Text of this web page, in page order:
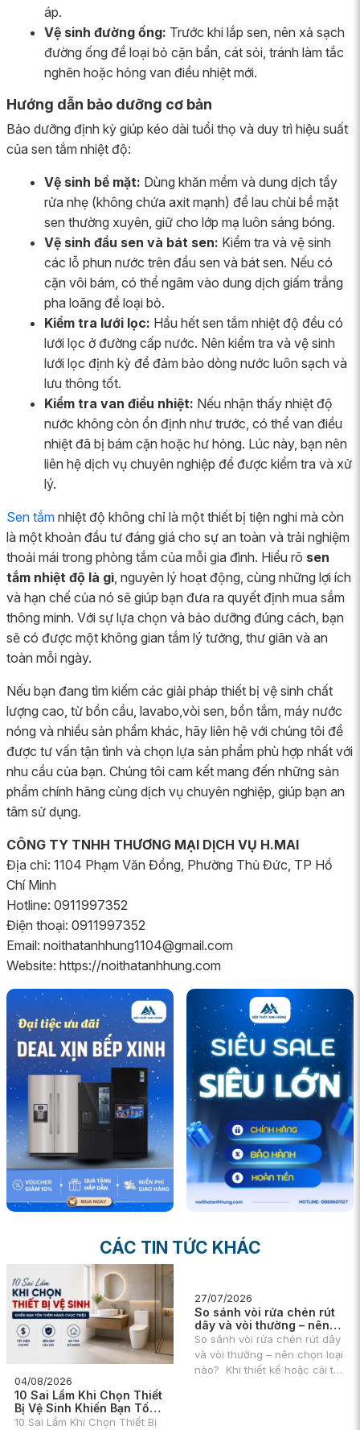
áp.
Vệ sinh đường ống: Trước khi lắp sen, nên xả sạch
đường ống để loại bỏ cặn bẩn, cát sỏi, tránh làm tắc
nghẽn hoặc hỏng van điều nhiệt mới.
Hướng dẫn bảo dưỡng cơ bản
Bảo dưỡng định kỳ giúp kéo dài tuổi thọ và duy trì hiệu suất
của sen tắm nhiệt độ:
Vệ sinh bề mặt: Dùng khăn mềm và dung dịch tẩy
rửa nhẹ (không chứa axit mạnh) để lau chùi bề mặt
sen thường xuyên, giữ cho lớp mạ luôn sáng bóng.
Vệ sinh đầu sen và bát sen: Kiểm tra và vệ sinh
các lỗ phun nước trên đầu sen và bát sen. Nếu có
cặn vôi bám, có thể ngâm vào dung dịch giấm trắng
pha loãng để loại bỏ.
Kiểm tra lưới lọc: Hầu hết sen tắm nhiệt độ đều có
lưới lọc ở đường cấp nước. Nên kiểm tra và vệ sinh
lưới lọc định kỳ để đảm bảo dòng nước luôn sạch và
lưu thông tốt.
Kiểm tra van điều nhiệt: Nếu nhận thấy nhiệt độ
nước không còn ổn định như trước, có thể van điều
nhiệt đã bị bám cặn hoặc hư hỏng. Lúc này, bạn nên
liên hệ dịch vụ chuyên nghiệp để được kiểm tra và xử
lý.
Sen tắm nhiệt độ không chỉ là một thiết bị tiện nghi mà còn
là một khoản đầu tư đáng giá cho sự an toàn và trải nghiệm
thoải mái trong phòng tắm của mỗi gia đình. Hiểu rõ sen
tắm nhiệt độ là gì , nguyên lý hoạt động, cùng những lợi ích
và hạn chế của nó sẽ giúp bạn đưa ra quyết định mua sắm
thông minh. Với sự lựa chọn và bảo dưỡng đúng cách, bạn
sẽ có được một không gian tắm lý tưởng, thư giãn và an
toàn mỗi ngày.
Nếu bạn đang tìm kiếm các giải pháp thiết bị vệ sinh chất
lượng cao, từ bồn cầu, lavabo,vòi sen, bồn tắm, máy nước
nóng và nhiều sản phẩm khác, hãy liên hệ với chúng tôi để
được tư vấn tận tình và chọn lựa sản phẩm phù hợp nhất với
nhu cầu của bạn. Chúng tôi cam kết mang đến những sản
phẩm chính hãng cùng dịch vụ chuyên nghiệp, giúp bạn an
tâm sử dụng.
CÔNG TY TNHH THƯƠNG MẠI DỊCH VỤ H.MAI
Địa chỉ: 1104 Phạm Văn Đồng, Phường Thủ Đức, TP Hồ
Chí Minh
Hotline: 0911997352
Điện thoại: 0911997352
Email: noithatanhhung1104@gmail.com
Website: https://noithatanhhung.com
CÁC TIN TỨC KHÁC
04/08/2026
10 Sai Lầm Khi Chọn Thiết
Bị Vệ Sinh Khiến Bạn Tốn
Thêm Hàng Chục Triệu
10 Sai Lầm Khi Chọn Thiết Bị
27/07/2026
So sánh vòi rửa chén rút
dây và vòi thường – nên
chọn loại nào?
So sánh vòi rửa chén rút dây
và vòi thường – nên chọn loại
nào? Khi thiết kế hoặc cải tạo